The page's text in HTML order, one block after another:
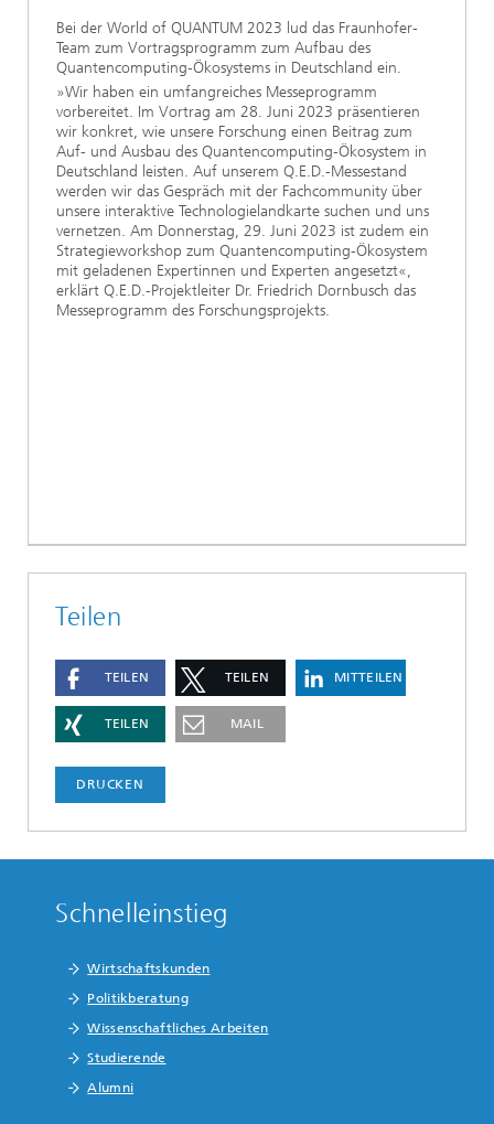
Bei der World of QUANTUM 2023 lud das Fraunhofer-
Team zum Vortragsprogramm zum Aufbau des
Quantencomputing‐Ökosystems in Deutschland ein.
»Wir haben ein umfangreiches Messeprogramm
vorbereitet. Im Vortrag am 28. Juni 2023 präsentieren
wir konkret, wie unsere Forschung einen Beitrag zum
Auf- und Ausbau des Quantencomputing‐Ökosystem in
Deutschland leisten. Auf unserem Q.E.D.-Messestand
werden wir das Gespräch mit der Fachcommunity über
unsere interaktive Technologielandkarte suchen und uns
vernetzen. Am Donnerstag, 29. Juni 2023 ist zudem ein
Strategieworkshop zum Quantencomputing-Ökosystem
mit geladenen Expertinnen und Experten angesetzt«,
erklärt Q.E.D.-Projektleiter Dr. Friedrich Dornbusch das
Messeprogramm des Forschungsprojekts.
Teilen
TEILEN TEILEN MITTEILEN
TEILEN MAIL
DRUCKEN
Schnelleinstieg
Wirtschaftskunden
Politikberatung
Wissenschaftliches Arbeiten
Studierende
Alumni